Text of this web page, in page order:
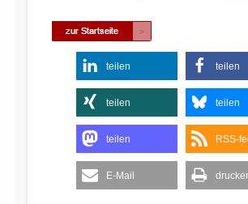
teilen teilen
teilen teilen
teilen RSS-
E-Mail